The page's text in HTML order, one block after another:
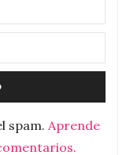
spam. Aprende